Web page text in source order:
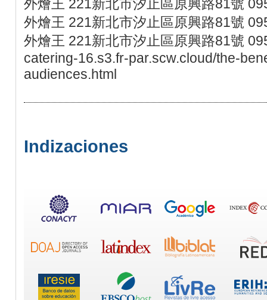
外燴王 221新北市汐止區原興路81號
外燴王 221新北市汐止區原興路81號
外燴王 221新北市汐止區原興路81號
catering-16.s3.fr-par.scw.cloud/the-
audiences.html
Indizaciones